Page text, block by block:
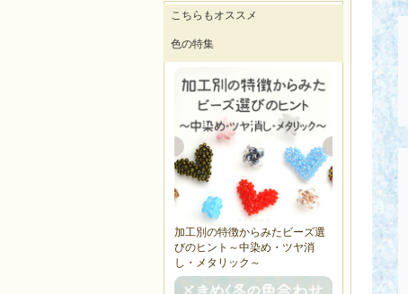
こちらもオススメ
色の特集
加工別の特徴からみたビーズ選
びのヒント～中染め・ツヤ消
し・メタリック～